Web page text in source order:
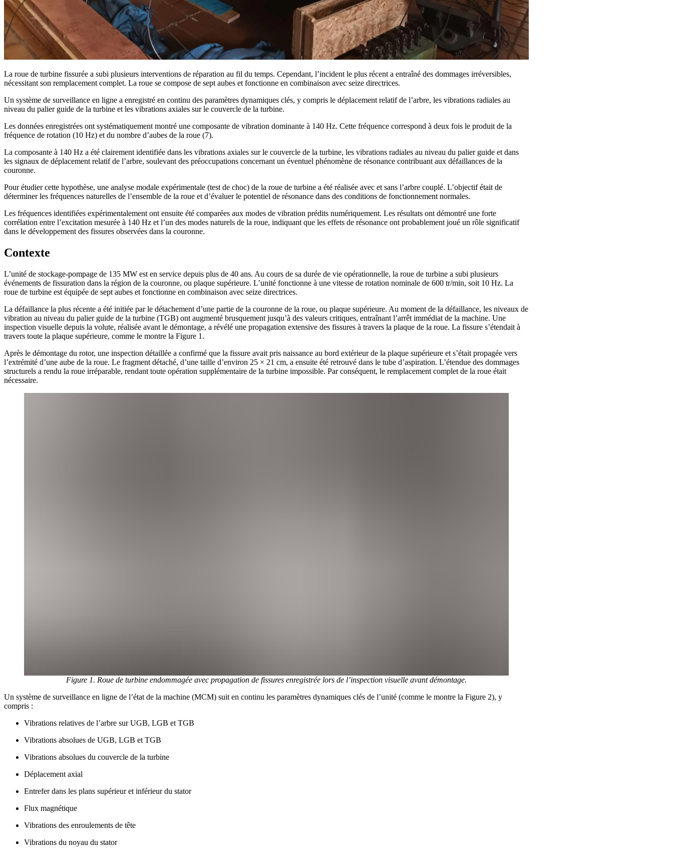
La roue de turbine fissurée a subi plusieurs interventions de réparation au fil du temps. Cependant, l’incident le plus récent a entraîné des dommages irréversibles,
nécessitant son remplacement complet. La roue se compose de sept aubes et fonctionne en combinaison avec seize directrices.
Un système de surveillance en ligne a enregistré en continu des paramètres dynamiques clés, y compris le déplacement relatif de l’arbre, les vibrations radiales au
niveau du palier guide de la turbine et les vibrations axiales sur le couvercle de la turbine.
Les données enregistrées ont systématiquement montré une composante de vibration dominante à 140 Hz. Cette fréquence correspond à deux fois le produit de la
fréquence de rotation (10 Hz) et du nombre d’aubes de la roue (7).
La composante à 140 Hz a été clairement identifiée dans les vibrations axiales sur le couvercle de la turbine, les vibrations radiales au niveau du palier guide et dans
les signaux de déplacement relatif de l’arbre, soulevant des préoccupations concernant un éventuel phénomène de résonance contribuant aux défaillances de la
couronne.
Pour étudier cette hypothèse, une analyse modale expérimentale (test de choc) de la roue de turbine a été réalisée avec et sans l’arbre couplé. L’objectif était de
déterminer les fréquences naturelles de l’ensemble de la roue et d’évaluer le potentiel de résonance dans des conditions de fonctionnement normales.
Les fréquences identifiées expérimentalement ont ensuite été comparées aux modes de vibration prédits numériquement. Les résultats ont démontré une forte
corrélation entre l’excitation mesurée à 140 Hz et l’un des modes naturels de la roue, indiquant que les effets de résonance ont probablement joué un rôle significatif
dans le développement des fissures observées dans la couronne.
Contexte
L’unité de stockage-pompage de 135 MW est en service depuis plus de 40 ans. Au cours de sa durée de vie opérationnelle, la roue de turbine a subi plusieurs
événements de fissuration dans la région de la couronne, ou plaque supérieure. L’unité fonctionne à une vitesse de rotation nominale de 600 tr/min, soit 10 Hz. La
roue de turbine est équipée de sept aubes et fonctionne en combinaison avec seize directrices.
La défaillance la plus récente a été initiée par le détachement d’une partie de la couronne de la roue, ou plaque supérieure. Au moment de la défaillance, les niveaux de
vibration au niveau du palier guide de la turbine (TGB) ont augmenté brusquement jusqu’à des valeurs critiques, entraînant l’arrêt immédiat de la machine. Une
inspection visuelle depuis la volute, réalisée avant le démontage, a révélé une propagation extensive des fissures à travers la plaque de la roue. La fissure s’étendait à
travers toute la plaque supérieure, comme le montre la Figure 1.
Après le démontage du rotor, une inspection détaillée a confirmé que la fissure avait pris naissance au bord extérieur de la plaque supérieure et s’était propagée vers
l’extrémité d’une aube de la roue. Le fragment détaché, d’une taille d’environ 25 × 21 cm, a ensuite été retrouvé dans le tube d’aspiration. L’étendue des dommages
structurels a rendu la roue irréparable, rendant toute opération supplémentaire de la turbine impossible. Par conséquent, le remplacement complet de la roue était
nécessaire.
Figure 1. Roue de turbine endommagée avec propagation de fissures enregistrée lors de l’inspection visuelle avant démontage.
Un système de surveillance en ligne de l’état de la machine (MCM) suit en continu les paramètres dynamiques clés de l’unité (comme le montre la Figure 2), y
compris :
Vibrations relatives de l’arbre sur UGB, LGB et TGB
Vibrations absolues de UGB, LGB et TGB
Vibrations absolues du couvercle de la turbine
Déplacement axial
Entrefer dans les plans supérieur et inférieur du stator
Flux magnétique
Vibrations des enroulements de tête
Vibrations du noyau du stator